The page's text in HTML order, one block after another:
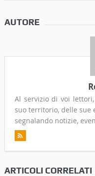
AUTORE
Al servizio di voi
suo territorio, delle sue
segnalando notizie,
ARTICOLI CORRELATI